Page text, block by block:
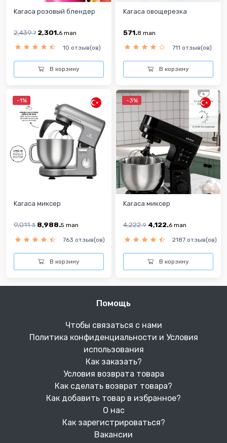
Karaca розовый блендер
2,439.7 2,301.6 man
10 отзыв(ов)
В корзину
Karaca овощерезка
571.8 man
711 отзыв(ов)
В корзину
-1%
Karaca миксер
9,011.3 8,988.5 man
763 отзыв(ов)
В корзину
-3%
Karaca миксер
4,222.9 4,122.6 man
2187 отзыв(ов)
В корзину
Помощь
Чтобы связаться с нами
Политика конфиденциальности и Условия
использования
Как заказать?
Условия возврата товара
Как сделать возврат товара?
Как добавить товар в избранное?
О нас
Как зарегистрироваться?
Вакансии